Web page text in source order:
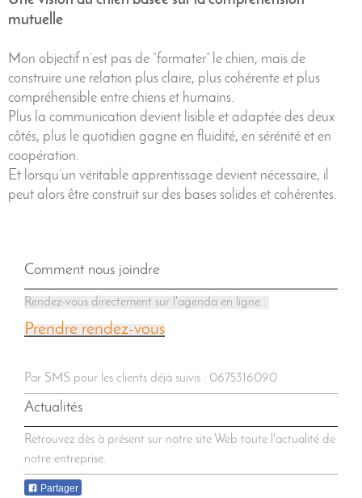
mutuelle
Mon objectif n’est pas de “formater” le chien, mais de
construire une relation plus claire, plus cohérente et plus
compréhensible entre chiens et humains.
Plus la communication devient lisible et adaptée des deux
côtés, plus le quotidien gagne en fluidité, en sérénité et en
coopération.
Et lorsqu’un véritable apprentissage devient nécessaire, il
peut alors être construit sur des bases solides et cohérentes.
Comment nous joindre
Rendez-vous directement sur l'agenda en ligne :
Prendre rendez-vous
Par SMS pour les clients déjà suivis : 0675316090
Actualités
Retrouvez dès à présent sur notre site Web toute l'actualité de
notre entreprise.
Partager